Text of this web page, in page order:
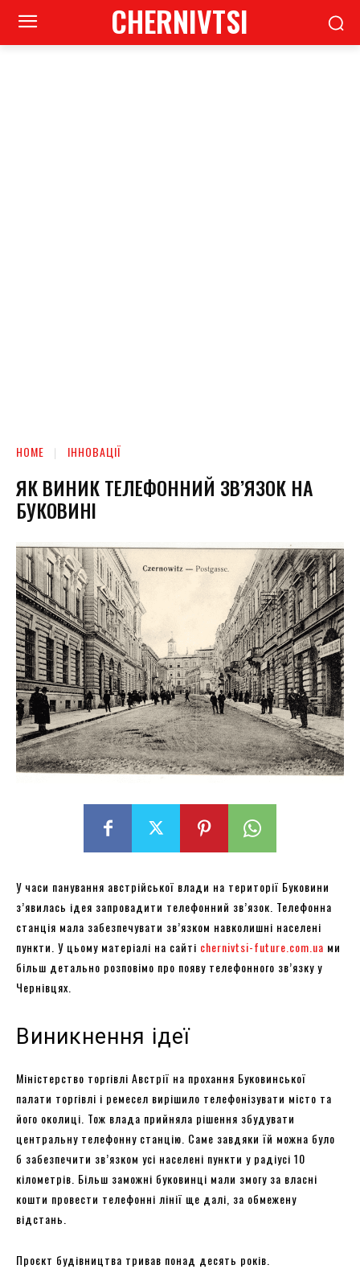
CHERNIVTSI
HOME ІННОВАЦІЇ
ЯК ВИНИК ТЕЛЕФОННИЙ ЗВ’ЯЗОК НА
БУКОВИНІ
У часи панування австрійської влади на території Буковини
з’явилась ідея запровадити телефонний зв’язок. Телефонна
станція мала забезпечувати зв’язком навколишні населені
пункти. У цьому матеріалі на сайті chernivtsi-future.com.ua ми
більш детально розповімо про появу телефонного зв’язку у
Чернівцях.
Виникнення ідеї
Міністерство торгівлі Австрії на прохання Буковинської
палати торгівлі і ремесел вирішило телефонізувати місто та
його околиці. Тож влада прийняла рішення збудувати
центральну телефонну станцію. Саме завдяки їй можна було
б забезпечити зв’язком усі населені пункти у радіусі 10
кілометрів. Більш заможні буковинці мали змогу за власні
кошти провести телефонні лінії ще далі, за обмежену
відстань.
Проєкт будівництва тривав понад десять років.